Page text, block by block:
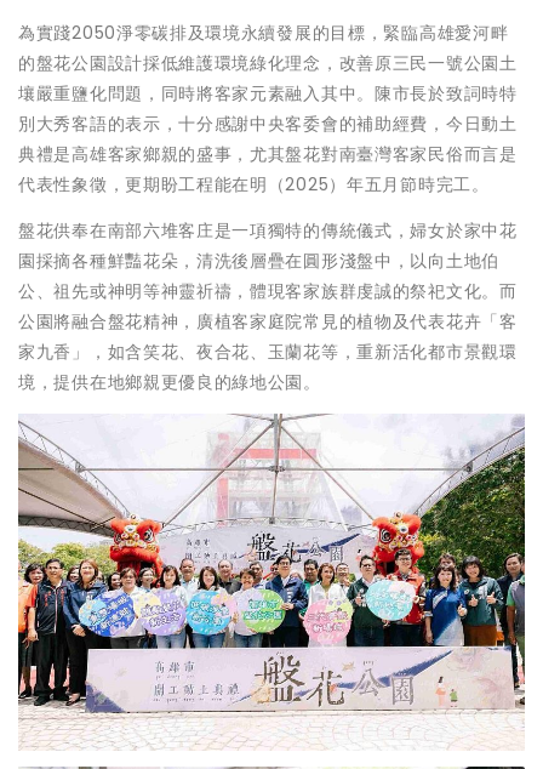
為實踐2050淨零碳排及環境永續發展的目標，緊臨高雄愛河畔
的盤花公園設計採低維護環境綠化理念，改善原三民一號公園土
壤嚴重鹽化問題，同時將客家元素融入其中。陳市長於致詞時特
別大秀客語的表示，十分感謝中央客委會的補助經費，今日動土
典禮是高雄客家鄉親的盛事，尤其盤花對南臺灣客家民俗而言是
代表性象徵，更期盼工程能在明（2025）年五月節時完工。
盤花供奉在南部六堆客庄是一項獨特的傳統儀式，婦女於家中花
園採摘各種鮮豔花朵，清洗後層疊在圓形淺盤中，以向土地伯
公、祖先或神明等神靈祈禱，體現客家族群虔誠的祭祀文化。而
公園將融合盤花精神，廣植客家庭院常見的植物及代表花卉「客
家九香」，如含笑花、夜合花、玉蘭花等，重新活化都市景觀環
境，提供在地鄉親更優良的綠地公園。